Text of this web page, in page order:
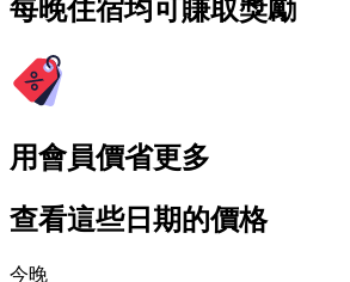
每晚住宿均可賺取獎勵
用會員價省更多
查看這些日期的價格
今晚